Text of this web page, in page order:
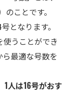
ことです。
となります。
うことができ
最適な号数を
人は16号がおす